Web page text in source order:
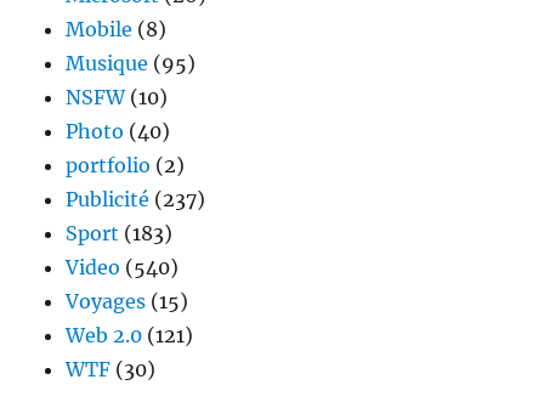
Mobile (8)
Musique (95)
NSFW(10)
Photo (40)
portfolio (2)
Publicité (237)
Sport (183)
Video (540)
Voyages (15)
Web 2.0 (121)
WTF (30)